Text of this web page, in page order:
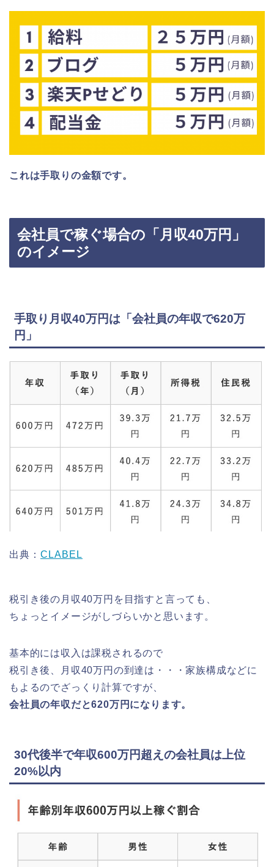
これは手取りの金額です。
会社員で稼ぐ場合の「月収40万円」
のイメージ
手取り月収40万円は「会社員の年収で620万
円」
出典： CLABEL
税引き後の月収40万円を目指すと言っても、
ちょっとイメージがしづらいかと思います。
基本的には収入は課税されるので
税引き後、月収40万円の到達は・・・家族構成などに
もよるのでざっくり計算ですが、
会社員の年収だと620万円になります。
30代後半で年収600万円超えの会社員は上位
20%以内